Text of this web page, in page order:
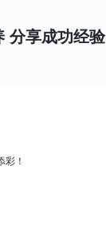
分享成功经验